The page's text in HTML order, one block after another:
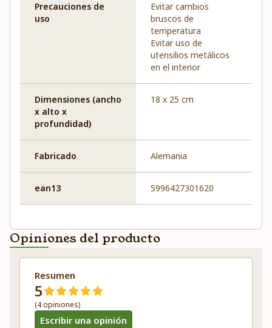
Precauciones de
uso
Evitar cambios
bruscos de
temperatura
Evitar uso de
utensilios metálicos
en el interior
Dimensiones (ancho
x alto x
profundidad)
18 x 25 cm
Fabricado Alemania
ean13 5996427301620
Opiniones del producto
Resumen
5
(4 opiniones)
Escribir una opinión